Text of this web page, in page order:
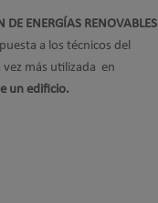
ENERGÍAS RENOVABLES
a los técnicos del
vez más utilizada en
un edificio.